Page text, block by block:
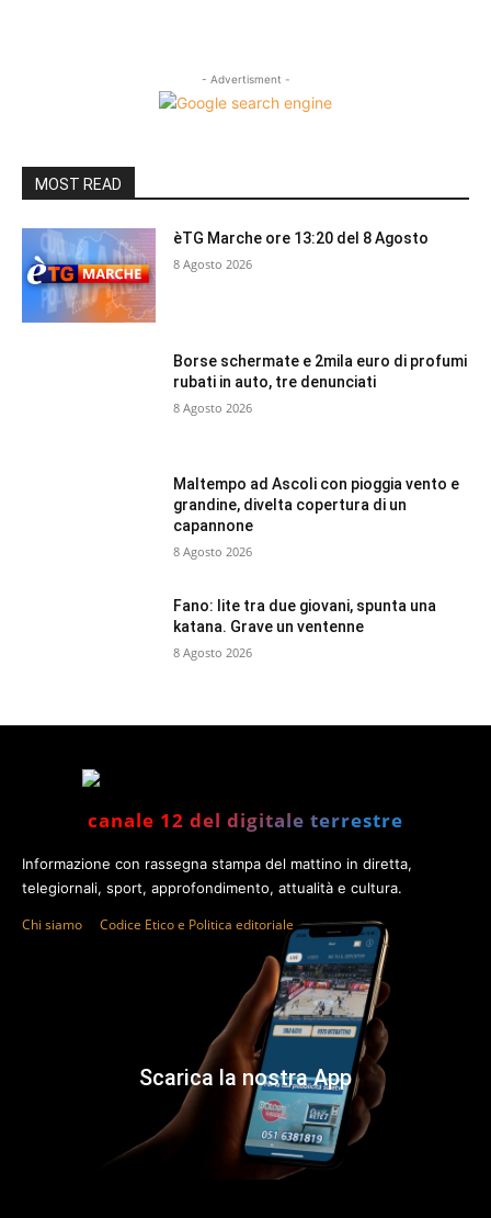
- Advertisment -
MOST READ
èTG Marche ore 13:20 del 8 Agosto
8 Agosto 2026
Borse schermate e 2mila euro di profumi
rubati in auto, tre denunciati
8 Agosto 2026
Maltempo ad Ascoli con pioggia vento e
grandine, divelta copertura di un
capannone
8 Agosto 2026
Fano: lite tra due giovani, spunta una
katana. Grave un ventenne
8 Agosto 2026
canale 12 del digitale terrestre
Informazione con rassegna stampa del mattino in diretta,
telegiornali, sport, approfondimento, attualità e cultura.
Chi siamo Codice Etico e Politica editoriale
Scarica la nostra App